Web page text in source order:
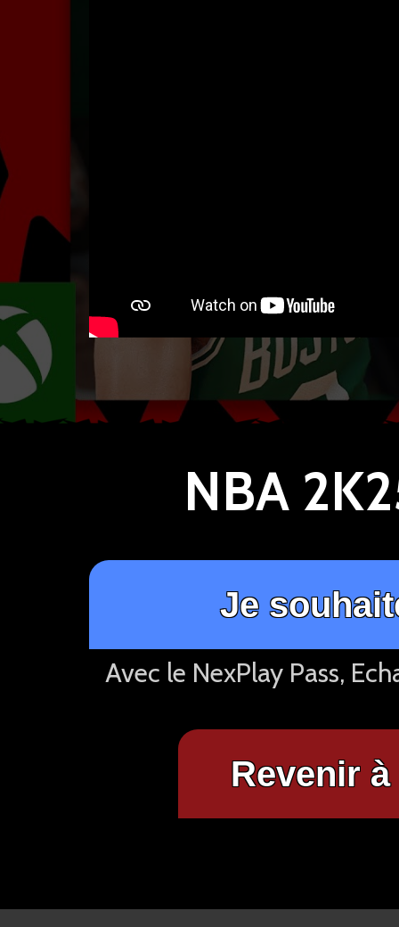
NBA
Je
Avec le NexPlay Pass,
Revenir